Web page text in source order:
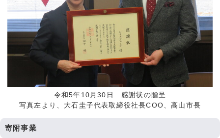
令和5年10月30日 感謝状の贈呈
写真左より、大石圭子代表取締役社長COO、高山市長
寄附事業